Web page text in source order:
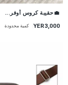
💼حقيبة كروس أوفر...
YER3,000 كمية محدودة